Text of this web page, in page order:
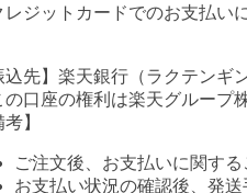
ジットカードでのお支払い
込先】楽天銀行（ラクテン
口座の権利は楽天グループ
考】
ご注文後、お支払いに関す
お支払い状況の確認後、発送